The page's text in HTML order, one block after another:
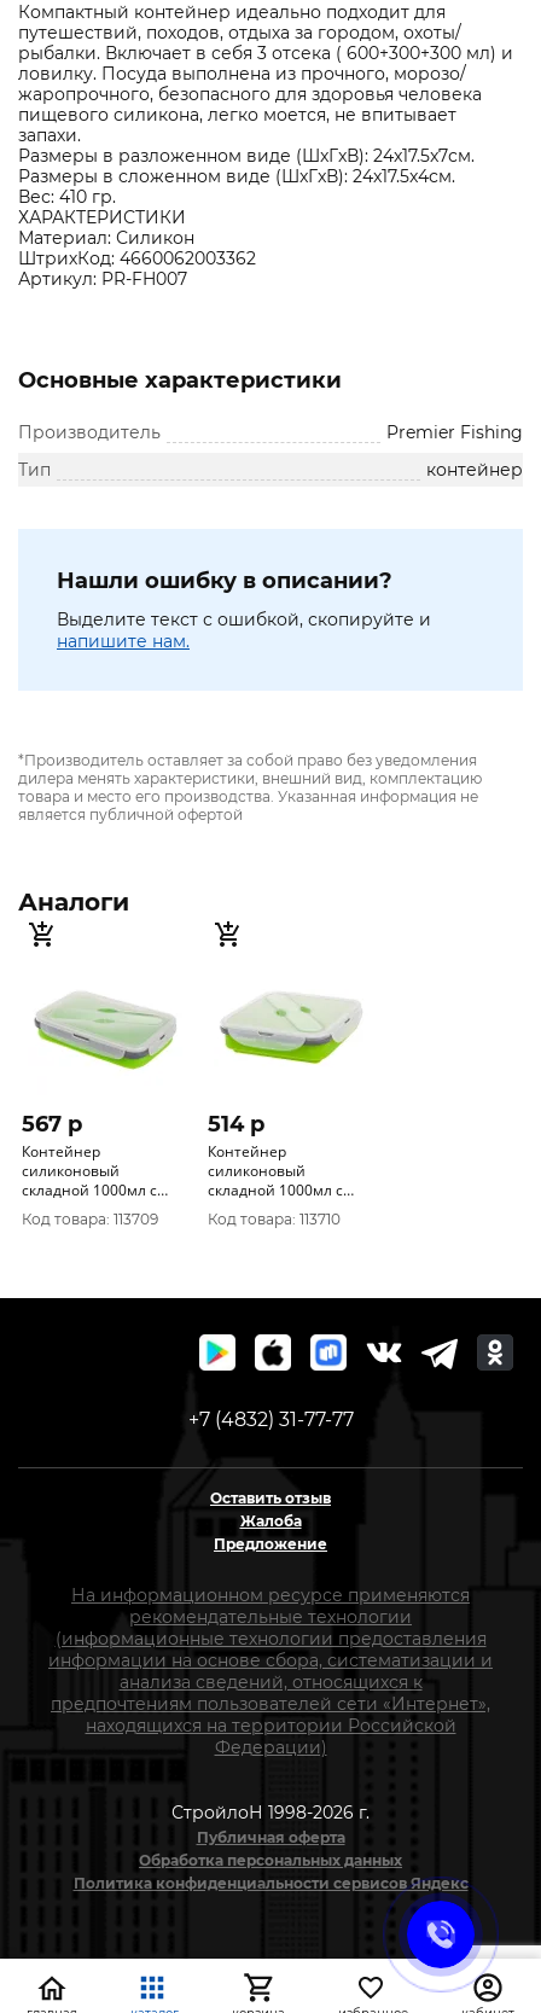
Компактный контейнер идеально подходит для
путешествий, походов, отдыха за городом, охоты/
рыбалки. Включает в себя 3 отсека ( 600+300+300 мл) и
ловилку. Посуда выполнена из прочного, морозо/
жаропрочного, безопасного для здоровья человека
пищевого силикона, легко моется, не впитывает
запахи.
Размеры в разложенном виде (ШxГxВ): 24x17.5x7см.
Размеры в сложенном виде (ШxГxВ): 24x17.5x4см.
Вес: 410 гр.
ХАРАКТЕРИСТИКИ
Материал: Силикон
ШтрихКод: 4660062003362
Артикул: PR-FH007
Основные характеристики
Производитель
Premier Fishing
Тип
контейнер
Нашли ошибку в описании?
Выделите текст с ошибкой, скопируйте и
напишите нам.
*Производитель оставляет за собой право без уведомления
дилера менять характеристики, внешний вид, комплектацию
товара и место его производства. Указанная информация не
является публичной офертой
Аналоги
567 p
Контейнер
силиконовый
складной 1000мл с
ловилкой (PR-FH015)
PR
Код товара: 113709
514 p
Контейнер
силиконовый
складной 1000мл с
ловилкой (PR-FH052)
PR
Код товара: 113710
+7 (4832) 31-77-77
Оставить отзыв
Жалоба
Предложение
На информационном ресурсе применяются
рекомендательные технологии
(информационные технологии предоставления
информации на основе сбора, систематизации и
анализа сведений, относящихся к
предпочтениям пользователей сети «Интернет»,
находящихся на территории Российской
Федерации)
СтройлоН 1998-2026 г.
Публичная оферта
Обработка персональных данных
Политика конфиденциальности сервисов Яндекс